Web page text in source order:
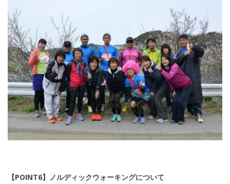
【POINT6】ノルディックウォーキングについて